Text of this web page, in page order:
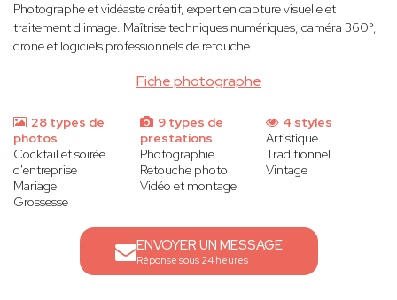
Fiche photographe
Photographe et vidéaste créatif, expert en capture visuelle et
traitement d'image. Maîtrise techniques numériques, caméra 360°,
drone et logiciels professionnels de retouche.
28 types de
photos
Cocktail et soirée
d'entreprise
Mariage
Grossesse
9 types de
prestations
Photographie
Retouche photo
Vidéo et montage
4 styles
Artistique
Traditionnel
Vintage
ENVOYER UN MESSAGE
Réponse sous 24 heures